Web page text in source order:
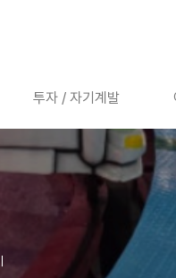
투자 / 자기계발